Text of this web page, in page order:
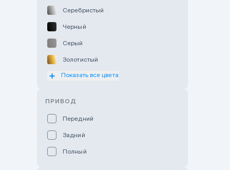
Серебристый
Черный
Серый
Золотистый
Оранжевый
Показать все цвета
ПРИВОД
Передний
Задний
Полный